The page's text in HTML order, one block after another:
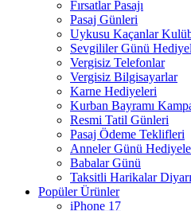
Fırsatlar Pasajı
Pasaj Günleri
Uykusu Kaçanlar
Sevgililer Günü
Vergisiz Telefonlar
Vergisiz Bilgisayarlar
Karne Hediyeleri
Kurban Bayramı
Resmi Tatil Günleri
Pasaj Ödeme Teklifleri
Anneler Günü
Babalar Günü
Taksitli Harikalar Diyarı
Popüler Ürünler
iPhone 17